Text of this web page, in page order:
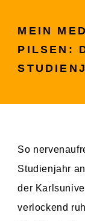
MEIN
PILSEN:
So
Studienjahr
der
verlockend